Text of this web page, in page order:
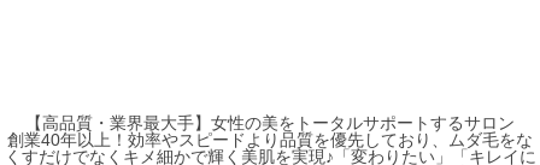
【高品質・業界最大手】女性の美をトータルサポートするサロン
創業40年以上！効率やスピードより品質を優先しており、ムダ毛をな
くすだけでなくキメ細かで輝く美肌を実現♪「変わりたい」「キレイに